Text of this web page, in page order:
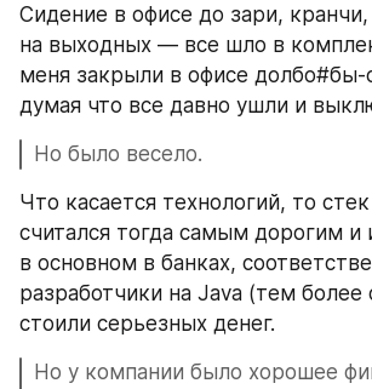
Сидение в офисе до зари,
на выходных — все шло в
меня закрыли в офисе долбо#бы-
думая что все давно ушли и
Но было весело.
Что касается технологий, то
считался тогда самым дорогим и
в основном в банках,
разработчики на Java (тем
стоили серьезных денег.
Но у компании было хорошее